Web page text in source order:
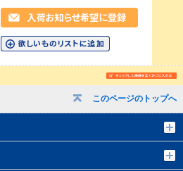
このページのトップへ